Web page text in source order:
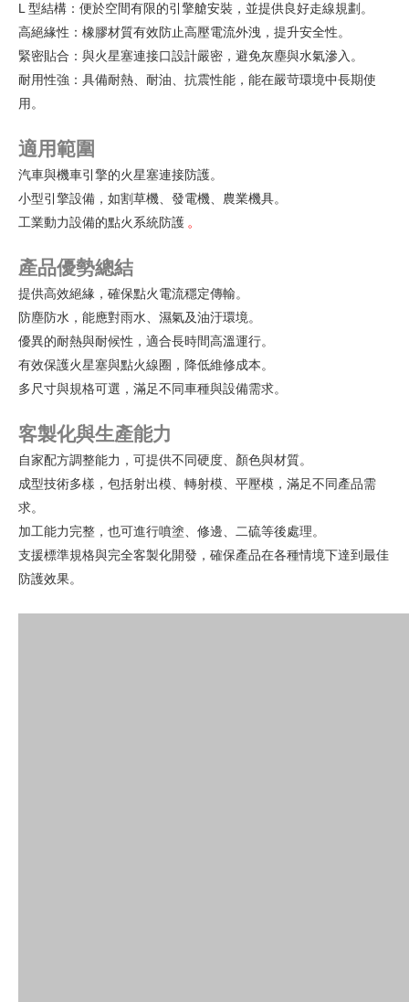
L 型結構：便於空間有限的引擎艙安裝，並提供良好走線規劃。
高絕緣性：橡膠材質有效防止高壓電流外洩，提升安全性。
緊密貼合：與火星塞連接口設計嚴密，避免灰塵與水氣滲入。
耐用性強：具備耐熱、耐油、抗震性能，能在嚴苛環境中長期使
用。
適用範圍
汽車與機車引擎的火星塞連接防護。
小型引擎設備，如割草機、發電機、農業機具。
工業動力設備的點火系統防護 。
產品優勢總結
提供高效絕緣，確保點火電流穩定傳輸。
防塵防水，能應對雨水、濕氣及油汙環境。
優異的耐熱與耐候性，適合長時間高溫運行。
有效保護火星塞與點火線圈，降低維修成本。
多尺寸與規格可選，滿足不同車種與設備需求。
客製化與生產能力
自家配方調整能力，可提供不同硬度、顏色與材質。
成型技術多樣，包括射出模、轉射模、平壓模，滿足不同產品需
求。
加工能力完整，也可進行噴塗、修邊、二硫等後處理。
支援標準規格與完全客製化開發，確保產品在各種情境下達到最佳
防護效果。